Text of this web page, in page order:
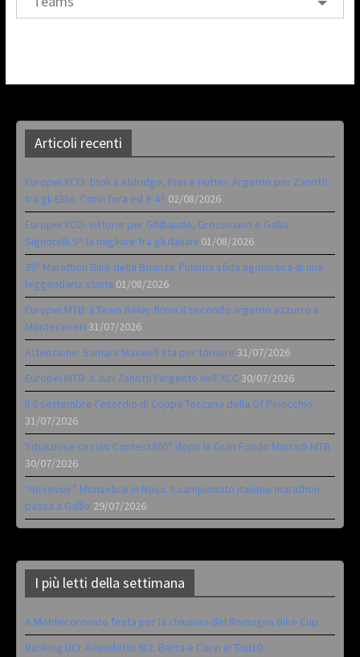
Articoli recenti
Europei XCO: titoli a Aldridge, Frei e Hutter. Argento per Zanotti
tra gli Elite. Corvi fora ed è 4^ 02/08/2026
Europei XCO: vittorie per Ghibaudo, Grossmann e Gallis.
Signorelli 5^ la migliore tra gli italiani 01/08/2026
35ª Marathon Bike della Brianza: l’ultima sfida agonistica di una
leggendaria storia 01/08/2026
Europei MTB: il Team Relay firma il secondo argento azzurro a
Monteceneri 31/07/2026
Attenzione: Samara Maxwell sta per tornare 31/07/2026
Europei MTB: a Juri Zanotti l’argento nell’XCC 30/07/2026
Il 6 settembre l’esordio di Coppa Toscana della Gf Pinocchio
31/07/2026
Situazione circuiti Contest360° dopo la Gran Fondo Marradi MTB
30/07/2026
“Au revoir” Monselice in Rosa. Il campionato italiano marathon
passa a Gallio 29/07/2026
I più letti della settimana
A Montecoronaro festa per la chiusura del Romagna Bike Cup
Ranking UCI: Avondetto N.2. Berta e Corvi in Top10